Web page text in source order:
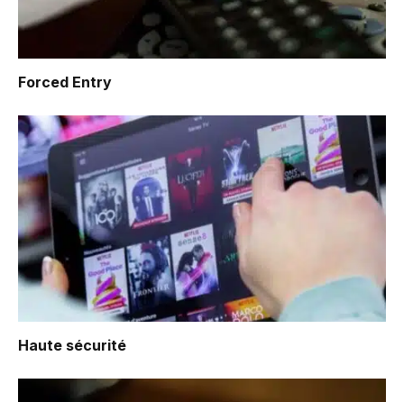
Forced Entry
Haute sécurité